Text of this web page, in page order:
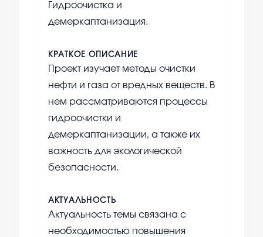
Гидроочистка и
демеркаптанизация.
КРАТКОЕ ОПИСАНИЕ
Проект изучает методы очистки
нефти и газа от вредных веществ. В
нем рассматриваются процессы
гидроочистки и
демеркаптанизации, а также их
важность для экологической
безопасности.
АКТУАЛЬНОСТЬ
Актуальность темы связана с
необходимостью повышения